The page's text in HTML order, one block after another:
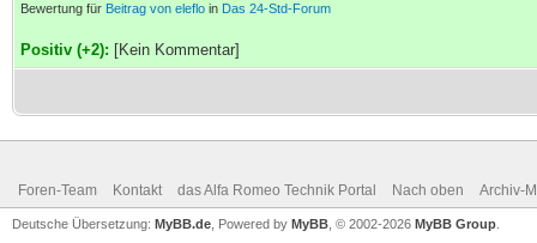
Bewertung für Beitrag von eleflo in Das 24-Std-Forum
Positiv (+2): [Kein Kommentar]
Foren-Team Kontakt das Alfa Romeo Technik Portal Nach oben Archiv-
Deutsche Übersetzung: MyBB.de , Powered by MyBB , © 2002-2026 MyBB Group